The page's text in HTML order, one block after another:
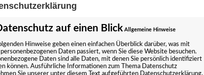
auf einen Blick Allgemeine Hinweise
Hinweise geben einen einfachen Überblick darüber, was mit
personenbezogenen Daten passiert, wenn Sie diese Website besuchen.
Daten sind alle Daten, mit denen Sie persönlich identifiziert
können. Ausführliche Informationen zum Thema Datenschutz
Sie unserer unter diesem Text aufgeführten Datenschutzerklärung.